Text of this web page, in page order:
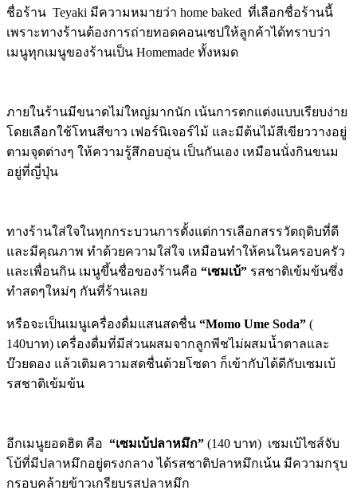
ชื่อร้าน Teyaki มีความหมายว่า home baked ที่เลือกชื่อร้านนี้
เพราะทางร้านต้องการถ่ายทอดคอนเซปให้ลูกค้าได้ทราบว่า
เมนูทุกเมนูของร้านเป็น Homemade ทั้งหมด
ภายในร้านมีขนาดไม่ใหญ่มากนัก เน้นการตกแต่งแบบเรียบง่าย
โดยเลือกใช้โทนสีขาว เฟอร์นิเจอร์ไม้ และมีต้นไม้สีเขียววางอยู่
ตามจุดต่างๆ ให้ความรู้สึกอบอุ่น เป็นกันเอง เหมือนนั่งกินขนม
อยู่ที่ญี่ปุ่น
ทางร้านใส่ใจในทุกกระบวนการตั้งแต่การเลือกสรรวัตถุดิบที่ดี
และมีคุณภาพ ทำด้วยความใส่ใจ เหมือนทำให้คนในครอบครัว
เเละเพื่อนกิน เมนูขึ้นชื่อของร้านคือ “เซมเบ้” รสชาติเข้มข้นซึ่ง
ทำสดๆใหม่ๆ กันที่ร้านเลย
หรือจะเป็นเมนูเครื่องดื่มแสนสดชื่น “Momo Ume Soda” (
140บาท) เครื่องดื่มที่มีส่วนผสมจากลูกพีชไม่ผสมน้ำตาลและ
บ๊วยดอง แล้วเติมความสดชื่นด้วยโซดา ก็เข้ากับได้ดีกับเซมเบ้
รสชาติเข้มข้น
อีกเมนูยอดฮิต คือ “เซมเบ้ปลาหมึก” (140 บาท) เซมเบ้ไซส์จับ
โบ้ที่มีปลาหมึกอยู่ตรงกลาง ได้รสชาติปลาหมึกเน้น มีความกรุบ
กรอบคล้ายข้าวเกรียบรสปลาหมึก